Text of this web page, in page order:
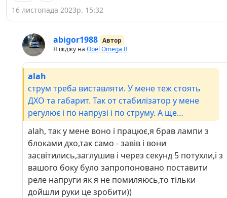
16 листопада 2023р. 15:32
abigor1988 Автор
Я їжджу на Opel Omega B
alah
струм треба виставляти. У мене теж стоять
ДХО та габарит. Так от стабилізатор у мене
регулює і по напрузі і по струму. А ще
докуповував блок керування для ДХО. Він
включає ДХО коли напруга більше 13В, тобто
коли машина заведена. Ну і вимикає коли
меньше 13 В, тобто коли машина заглушена.
alah, так у мене воно і працює,я брав лампи з
блоками дхо,так само - завів і вони
засвітились,заглушив і через секунд 5 потухли,і з
вашого боку було запропоновано поставити
реле напруги як я не помиляюсь,то тільки
дойшли руки це зробити))